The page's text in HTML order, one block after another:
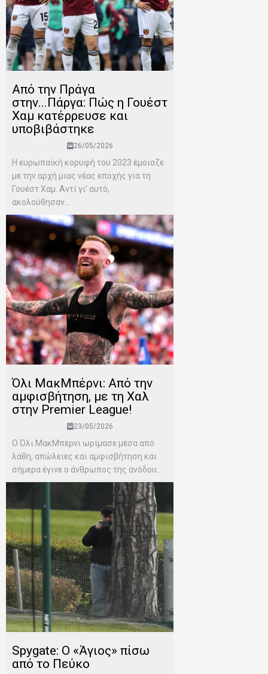
Από την Πράγα
στην...Πάργα: Πώς η Γουέστ
Χαμ κατέρρευσε και
υποβιβάστηκε
26/05/2026
Η ευρωπαϊκή κορυφή του 2023 έμοιαζε
με την αρχή μιας νέας εποχής για τη
Γουέστ Χαμ. Αντί γι’ αυτό,
ακολούθησαν...
Όλι ΜακΜπέρνι: Aπό την
αμφισβήτηση, με τη Χαλ
στην Premier League!
23/05/2026
Ο Όλι ΜακΜπέρνι ωρίμασε μέσα από
λάθη, απώλειες και αμφισβήτηση και
σήμερα έγινε ο άνθρωπος της ανόδου...
Spygate: Ο «Άγιος» πίσω
από το Πεύκο